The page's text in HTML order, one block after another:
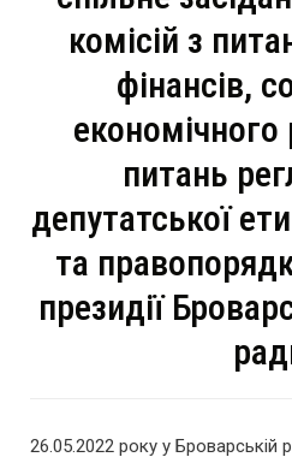
комісій з
фінансів,
економічного
питань
депутатської
та
президії
26.05.2022 року у Броварській